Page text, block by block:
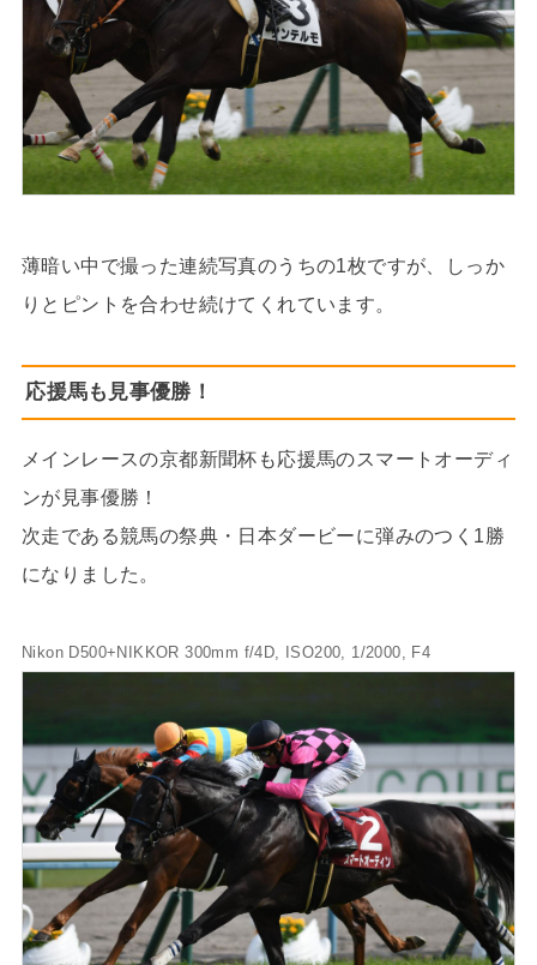
薄暗い中で撮った連続写真のうちの1枚ですが、しっか
りとピントを合わせ続けてくれています。
応援馬も見事優勝！
メインレースの京都新聞杯も応援馬のスマートオーディ
ンが見事優勝！
次走である競馬の祭典・日本ダービーに弾みのつく1勝
になりました。
Nikon D500+NIKKOR 300mm f/4D, ISO200, 1/2000, F4